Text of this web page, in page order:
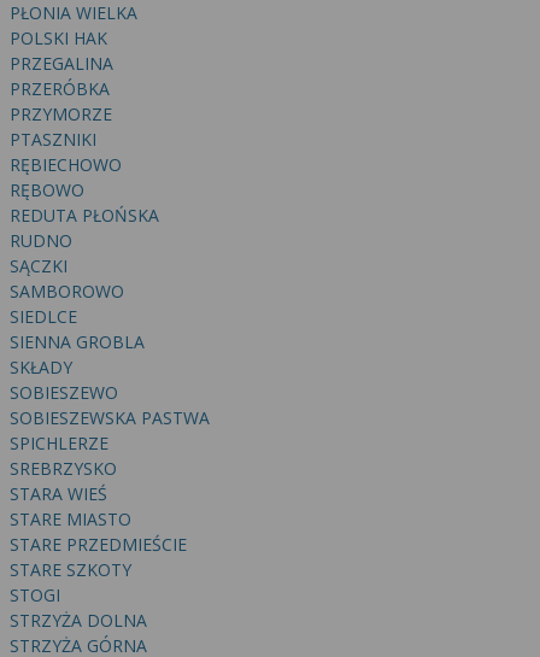
PŁONIA WIELKA
POLSKI HAK
PRZEGALINA
PRZERÓBKA
PRZYMORZE
PTASZNIKI
RĘBIECHOWO
RĘBOWO
REDUTA PŁOŃSKA
RUDNO
SĄCZKI
SAMBOROWO
SIEDLCE
SIENNA GROBLA
SKŁADY
SOBIESZEWO
SOBIESZEWSKA PASTWA
SPICHLERZE
SREBRZYSKO
STARA WIEŚ
STARE MIASTO
STARE PRZEDMIEŚCIE
STARE SZKOTY
STOGI
STRZYŻA DOLNA
STRZYŻA GÓRNA